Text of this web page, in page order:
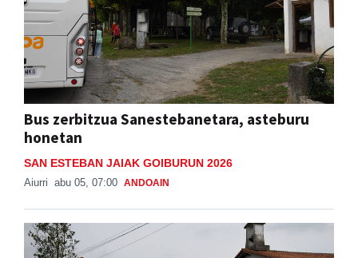
Bus zerbitzua Sanestebanetara, asteburu
honetan
SAN ESTEBAN JAIAK GOIBURUN 2026
Aiurri abu 05, 07:00 ANDOAIN